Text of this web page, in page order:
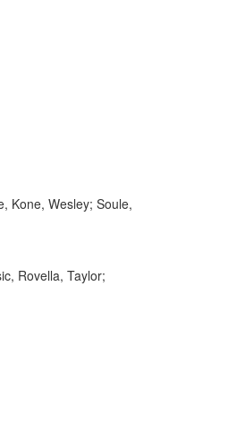
Kone, Wesley; Soule,
Rovella, Taylor;